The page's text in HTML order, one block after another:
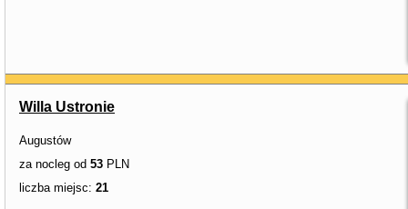
Willa Ustronie
Augustów
za nocleg od 53 PLN
liczba miejsc: 21